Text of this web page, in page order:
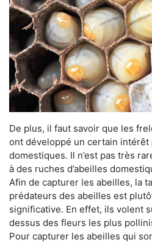
De plus, il faut savoir que les
ont développé un certain intérêt
domestiques. Il n’est pas très
à des ruches d’abeilles
Afin de capturer les abeilles, la
prédateurs des abeilles est
significative. En effet, ils volent
dessus des fleurs les plus
Pour capturer les abeilles qui